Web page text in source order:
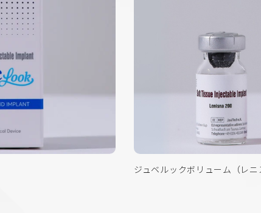
ジュベルックボリューム（レ